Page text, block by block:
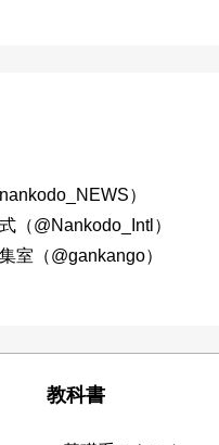
）
（@Nankodo_Intl）
室（@gankango）
教科書